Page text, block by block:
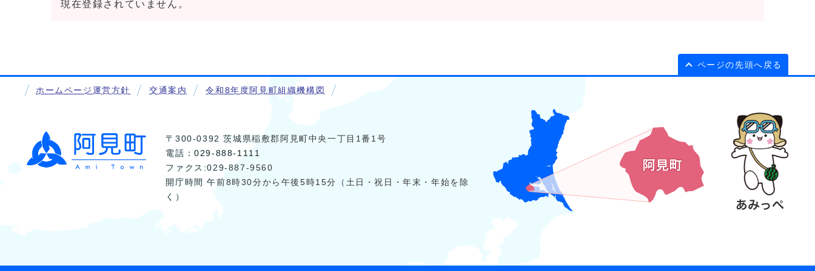
現在登録されていません。
ページの先頭へ戻る
ホームページ運営方針 交通案内 令和8年度阿見町組織機構図
〒300-0392 茨城県稲敷郡阿見町中央一丁目1番1号
電話：029-888-1111
ファクス:029-887-9560
開庁時間 午前8時30分から午後5時15分（土日・祝日・年末・年始を除
く）